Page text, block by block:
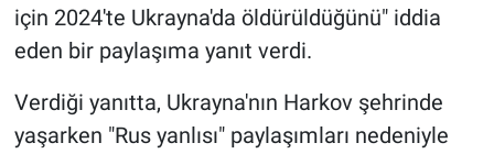
için 2024'te Ukrayna'da öldürüldüğünü" iddia
eden bir paylaşıma yanıt verdi.
Verdiği yanıtta, Ukrayna'nın Harkov şehrinde
yaşarken "Rus yanlısı" paylaşımları nedeniyle
Günün görüntüsü
İlan